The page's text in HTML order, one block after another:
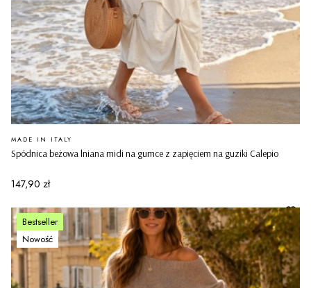
Spódnica beżowa lniana midi na gumce z zapięciem na guziki Calepio
PRODUCENT
MADE IN ITALY
Cena
147,90 zł
Bestseller
Nowość